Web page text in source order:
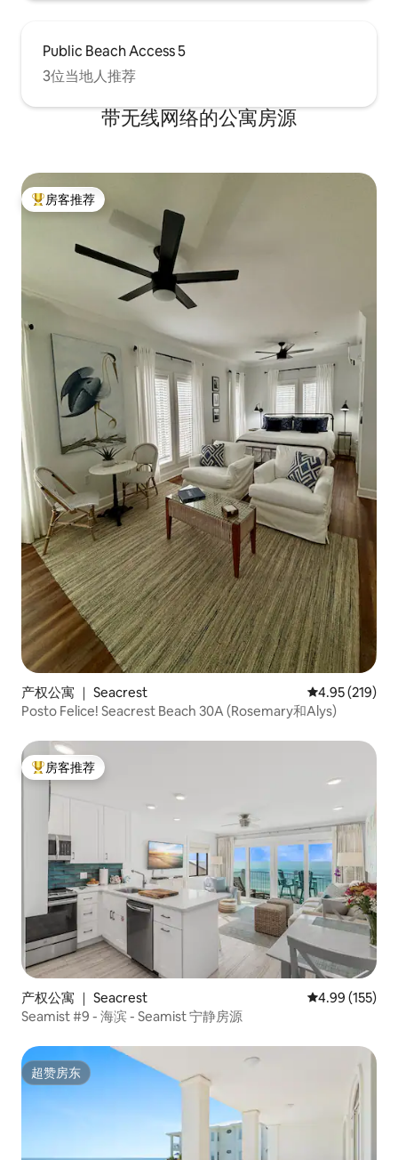
Public Beach Access 5
3位当地人推荐
带无线网络的公寓房源
热门「房客推荐」
房客推荐
产权公寓 ｜ Seacrest 平均评分 4.95
4.95 (219)
Posto Felice! Seacrest Beach 30A (Rosemary和Alys)
热门「房客推荐」
房客推荐
产权公寓 ｜ Seacrest 平均评分 4.99
4.99 (155)
Seamist #9 - 海滨 - Seamist 宁静房源
超赞房东
超赞房东